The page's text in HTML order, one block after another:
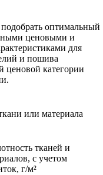
оптимальный
ценовыми и
для
и пошива
ценовой категории
или материала
тканей и
с учетом
г/м²